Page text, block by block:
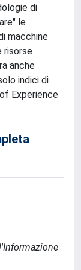
di
le
macchine
risorse
anche
indici di
Experience